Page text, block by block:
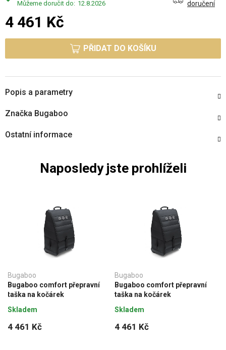
12.8.2026
doručení
4 461 Kč
PŘIDAT DO KOŠÍKU
Popis a parametry
Značka Bugaboo
Ostatní informace
Naposledy jste prohlíželi
Bugaboo
Bugaboo comfort přepravní
taška na kočárek
4 461 Kč
Skladem
Bugaboo
Bugaboo comfort přepravní
taška na kočárek
4 461 Kč
Skladem